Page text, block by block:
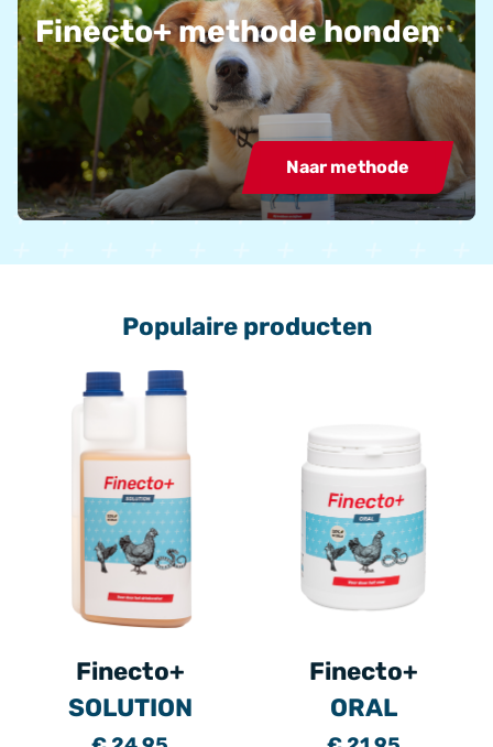
Finecto+ methode honden
Naar methode
Populaire producten
Finecto+
SOLUTION
Finecto+
ORAL